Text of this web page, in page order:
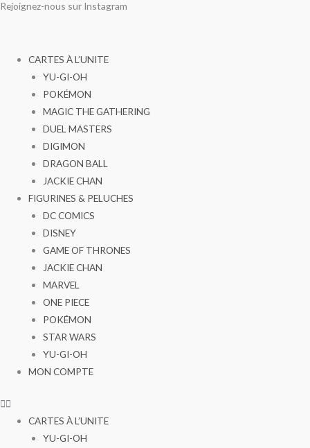
Aller
Rejoignez-nous sur Instagram
CARTES À L’UNITE
YU-GI-OH
POKÉMON
MAGIC THE GATHERING
DUEL MASTERS
DIGIMON
DRAGON BALL
JACKIE CHAN
FIGURINES & PELUCHES
DC COMICS
DISNEY
GAME OF THRONES
JACKIE CHAN
MARVEL
ONE PIECE
POKÉMON
STAR WARS
YU-GI-OH
MON COMPTE
CARTES À L’UNITE
YU-GI-OH